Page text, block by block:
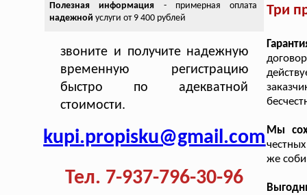
Полезная информация - примерная оплата
надежной услуги от 9 400 рублей
звоните и получите надежную
временную регистрацию
быстро по адекватной
стоимости.
kupi.propisku@gmail.com
Тел. 7-937-796-30-96
Три
Мы
же